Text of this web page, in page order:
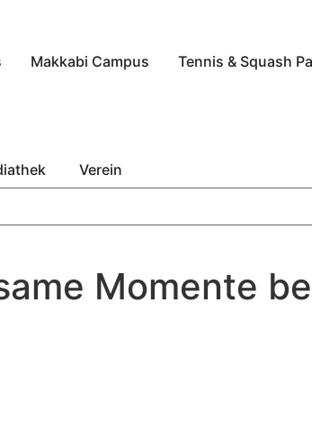
Makkabi Campus Tennis & Squash
Verein
Momente